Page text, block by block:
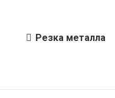
Резка металла